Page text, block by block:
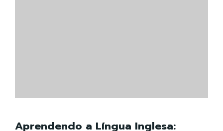
Aprendendo a Língua Inglesa: